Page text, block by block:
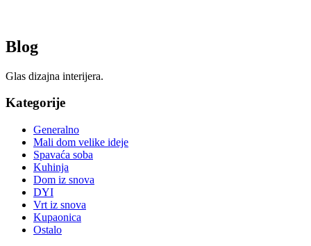
Blog
Glas dizajna interijera.
Kategorije
Generalno
Mali dom velike ideje
Spavaća soba
Kuhinja
Dom iz snova
DYI
Vrt iz snova
Kupaonica
Ostalo